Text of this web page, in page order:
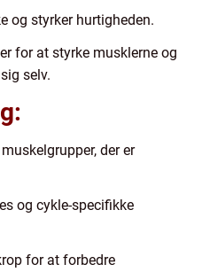
og styrker hurtigheden.
for at styrke musklerne og
selv.
der er
og cykle-specifikke
for at forbedre